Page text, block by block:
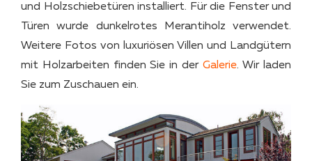
und Holzschiebetüren installiert. Für die Fenster und
Türen wurde dunkelrotes Merantiholz verwendet.
Weitere Fotos von luxuriösen Villen und Landgütern
mit Holzarbeiten finden Sie in der Galerie. Wir laden
Sie zum Zuschauen ein.